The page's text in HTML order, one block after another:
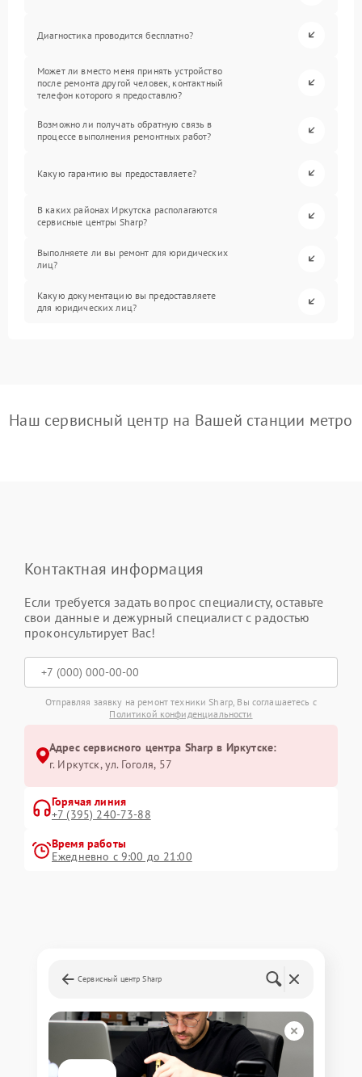
Диагностика проводится бесплатно?
Может ли вместо меня принять устройство
после ремонта другой человек, контактный
телефон которого я предоставлю?
Возможно ли получать обратную связь в
процессе выполнения ремонтных работ?
Какую гарантию вы предоставляете?
В каких районах Иркутска располагаются
сервисные центры Sharp?
Выполняете ли вы ремонт для юридических
лиц?
Какую документацию вы предоставляете
для юридических лиц?
Наш сервисный центр на Вашей станции метро
Контактная информация
Если требуется задать вопрос специалисту, оставьте
свои данные и дежурный специалист с радостью
проконсультирует Вас!
Отправляя заявку на ремонт техники Sharp, Вы соглашаетесь с
Политикой конфиденциальности
Адрес сервисного центра Sharp в Иркутске:
г. Иркутск, ул. ​Гоголя, 57
Горячая линия
+7 (395) 240-73-88
Время работы
Ежедневно с 9:00 до 21:00
Сервисный центр Sharp